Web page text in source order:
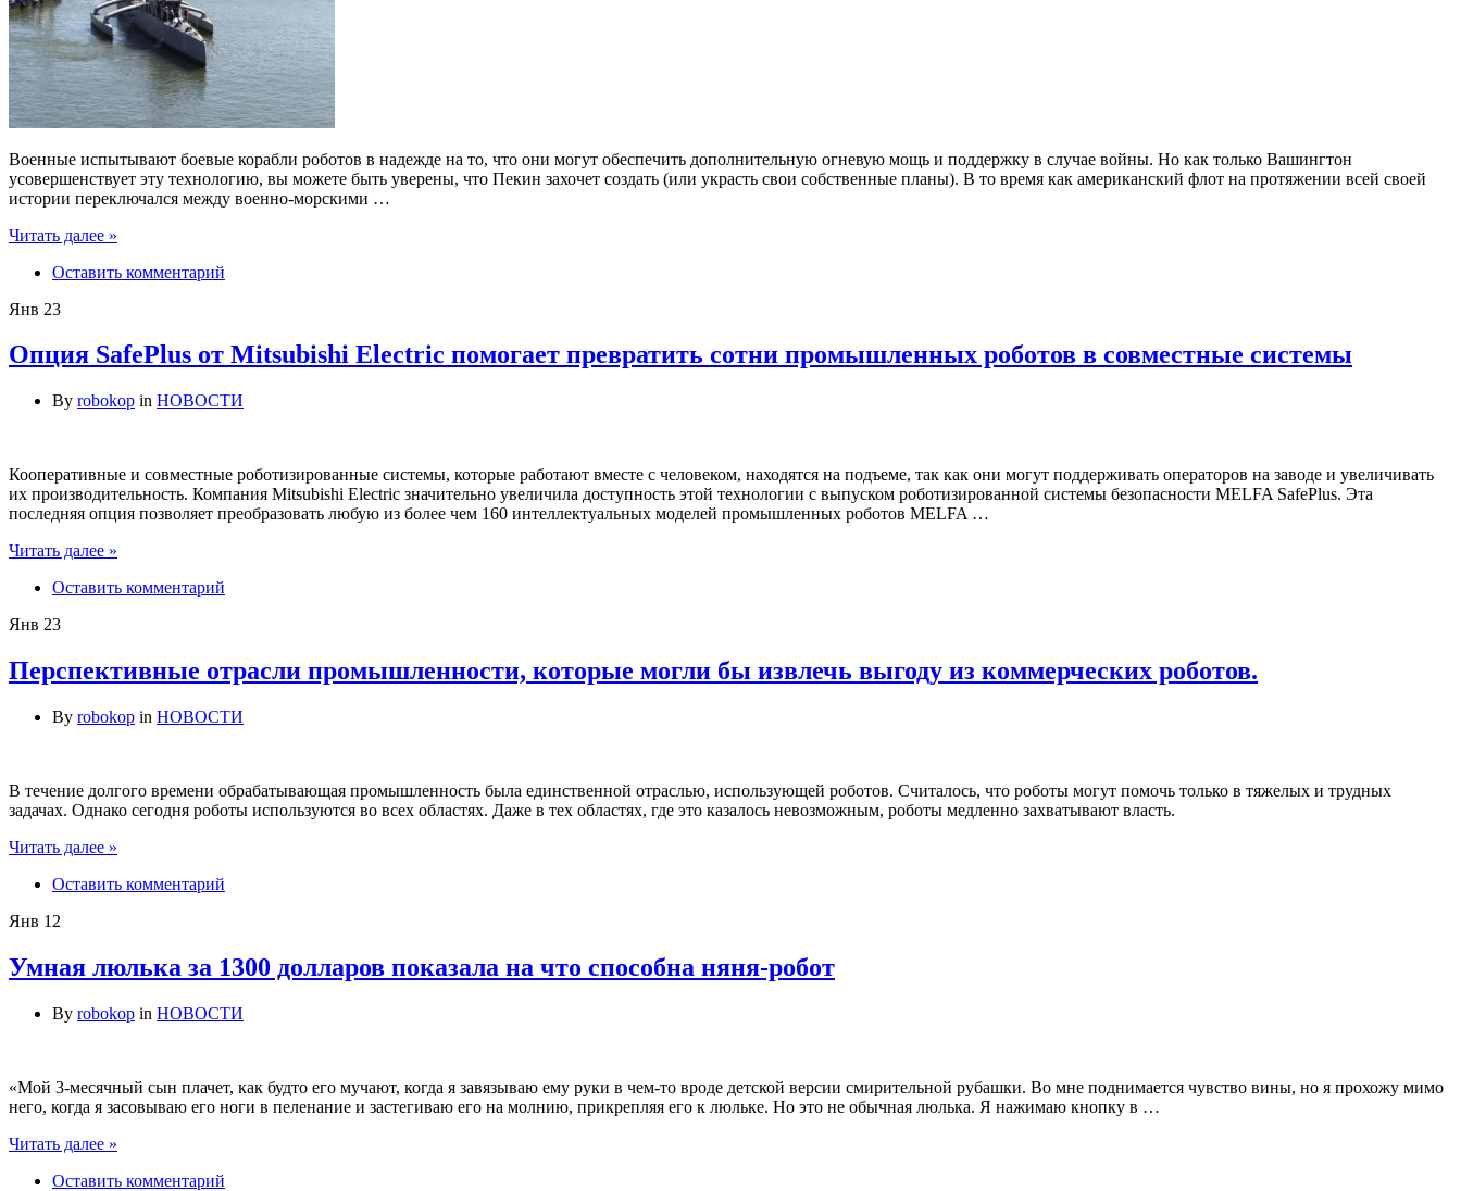
Военные испытывают боевые корабли роботов в надежде на то, что они могут обеспечить дополнительную огневую мощь и поддержку в случае войны. Но как только Вашингтон
усовершенствует эту технологию, вы можете быть уверены, что Пекин захочет создать (или украсть свои собственные планы). В то время как американский флот на протяжении всей своей
истории переключался между военно-морскими …
Читать далее »
Оставить комментарий
Янв 23
Опция SafePlus от Mitsubishi Electric помогает превратить сотни промышленных роботов в совместные системы
By robokop in НОВОСТИ
Кооперативные и совместные роботизированные системы, которые работают вместе с человеком, находятся на подъеме, так как они могут поддерживать операторов на заводе и увеличивать
их производительность. Компания Mitsubishi Electric значительно увеличила доступность этой технологии с выпуском роботизированной системы безопасности MELFA SafePlus. Эта
последняя опция позволяет преобразовать любую из более чем 160 интеллектуальных моделей промышленных роботов MELFA …
Читать далее »
Оставить комментарий
Янв 23
Перспективные отрасли промышленности, которые могли бы извлечь выгоду из коммерческих роботов.
By robokop in НОВОСТИ
В течение долгого времени обрабатывающая промышленность была единственной отраслью, использующей роботов. Считалось, что роботы могут помочь только в тяжелых и трудных
задачах. Однако сегодня роботы используются во всех областях. Даже в тех областях, где это казалось невозможным, роботы медленно захватывают власть.
Читать далее »
Оставить комментарий
Янв 12
Умная люлька за 1300 долларов показала на что способна няня-робот
By robokop in НОВОСТИ
«Мой 3-месячный сын плачет, как будто его мучают, когда я завязываю ему руки в чем-то вроде детской версии смирительной рубашки. Во мне поднимается чувство вины, но я прохожу мимо
него, когда я засовываю его ноги в пеленание и застегиваю его на молнию, прикрепляя его к люльке. Но это не обычная люлька. Я нажимаю кнопку в …
Читать далее »
Оставить комментарий